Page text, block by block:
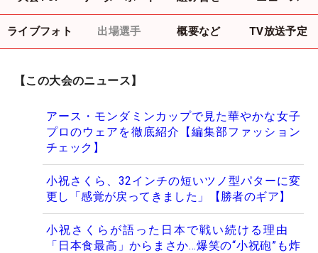
ライブフォト 出場選手 概要など TV放送予定
【この大会のニュース】
アース・モンダミンカップで見た華やかな女子
プロのウェアを徹底紹介【編集部ファッション
チェック】
小祝さくら、32インチの短いツノ型パターに変
更し「感覚が戻ってきました」【勝者のギア】
小祝さくらが語った日本で戦い続ける理由
「日本食最高」からまさか…爆笑の“小祝砲”も炸